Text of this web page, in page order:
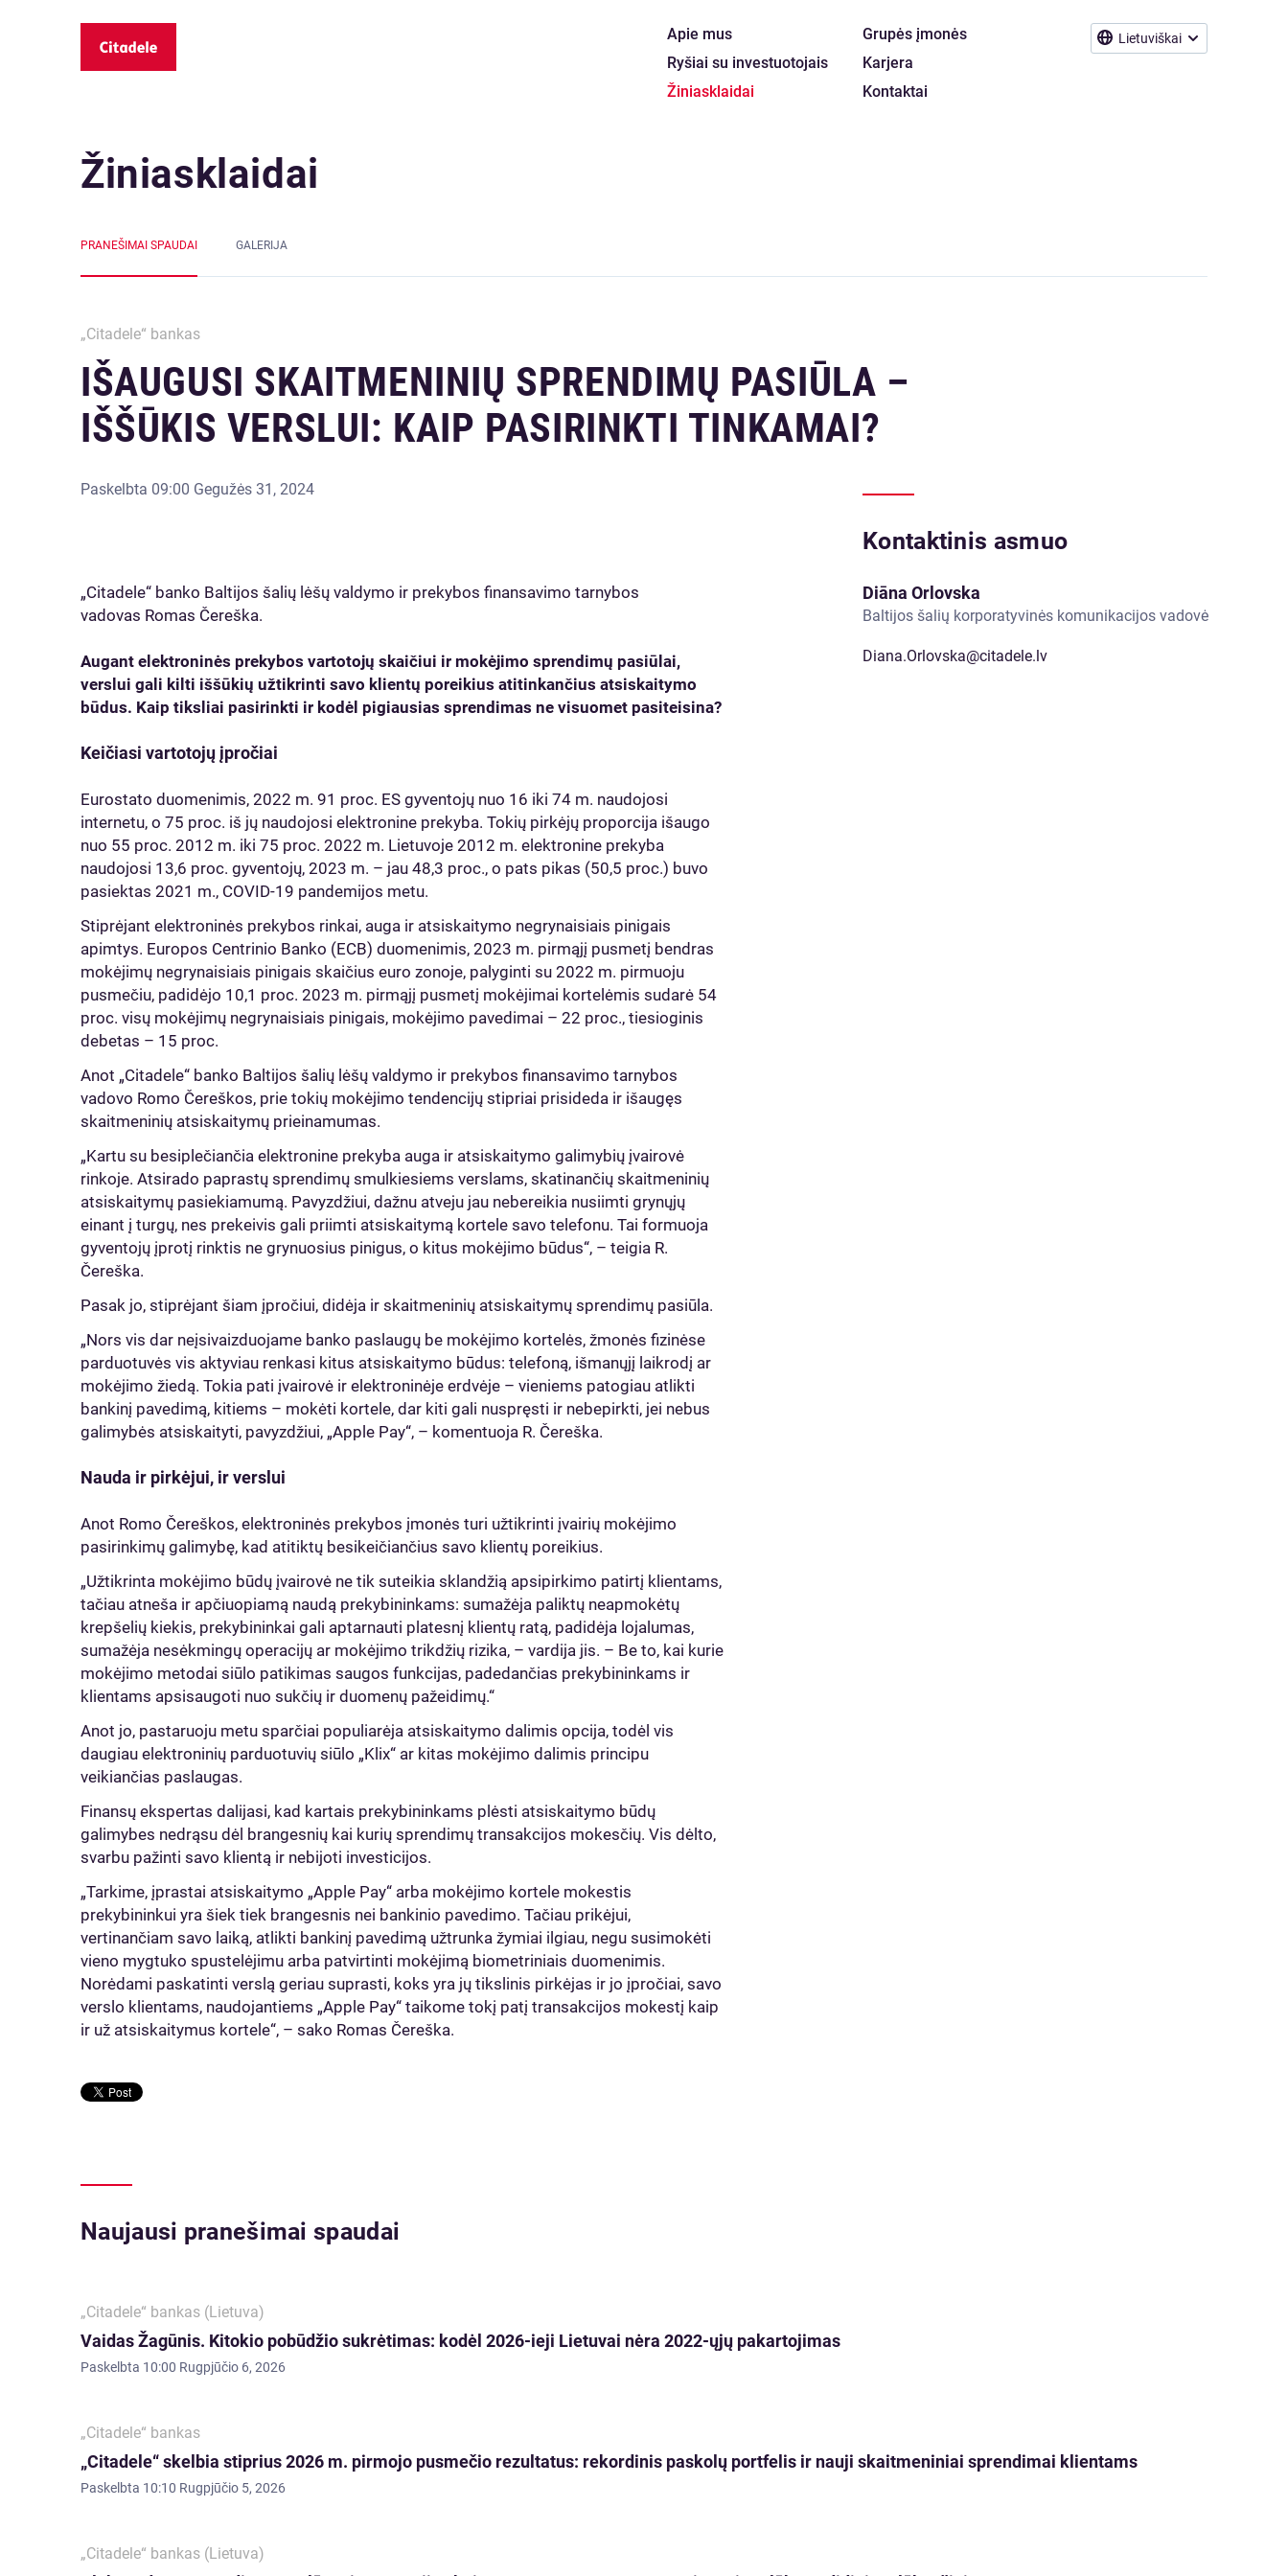
Lietuviškai
Apie mus
Ryšiai su investuotojais
Žiniasklaidai
Grupės įmonės
Karjera
Kontaktai
Žiniasklaidai
PRANEŠIMAI SPAUDAI GALERIJA
„Citadele“ bankas
IŠAUGUSI SKAITMENINIŲ SPRENDIMŲ PASIŪLA –
IŠŠŪKIS VERSLUI: KAIP PASIRINKTI TINKAMAI?
Paskelbta 09:00 Gegužės 31, 2024
„Citadele“ banko Baltijos šalių lėšų valdymo ir prekybos finansavimo tarnybos
vadovas Romas Čereška.
Augant elektroninės prekybos vartotojų skaičiui ir mokėjimo sprendimų pasiūlai,
verslui gali kilti iššūkių užtikrinti savo klientų poreikius atitinkančius atsiskaitymo
būdus. Kaip tiksliai pasirinkti ir kodėl pigiausias sprendimas ne visuomet pasiteisina?
Keičiasi vartotojų įpročiai
Eurostato duomenimis, 2022 m. 91 proc. ES gyventojų nuo 16 iki 74 m. naudojosi
internetu, o 75 proc. iš jų naudojosi elektronine prekyba. Tokių pirkėjų proporcija išaugo
nuo 55 proc. 2012 m. iki 75 proc. 2022 m. Lietuvoje 2012 m. elektronine prekyba
naudojosi 13,6 proc. gyventojų, 2023 m. – jau 48,3 proc., o pats pikas (50,5 proc.) buvo
pasiektas 2021 m., COVID-19 pandemijos metu.
Stiprėjant elektroninės prekybos rinkai, auga ir atsiskaitymo negrynaisiais pinigais
apimtys. Europos Centrinio Banko (ECB) duomenimis, 2023 m. pirmąjį pusmetį bendras
mokėjimų negrynaisiais pinigais skaičius euro zonoje, palyginti su 2022 m. pirmuoju
pusmečiu, padidėjo 10,1 proc. 2023 m. pirmąjį pusmetį mokėjimai kortelėmis sudarė 54
proc. visų mokėjimų negrynaisiais pinigais, mokėjimo pavedimai – 22 proc., tiesioginis
debetas – 15 proc.
Anot „Citadele“ banko Baltijos šalių lėšų valdymo ir prekybos finansavimo tarnybos
vadovo Romo Čereškos, prie tokių mokėjimo tendencijų stipriai prisideda ir išaugęs
skaitmeninių atsiskaitymų prieinamumas.
„Kartu su besiplečiančia elektronine prekyba auga ir atsiskaitymo galimybių įvairovė
rinkoje. Atsirado paprastų sprendimų smulkiesiems verslams, skatinančių skaitmeninių
atsiskaitymų pasiekiamumą. Pavyzdžiui, dažnu atveju jau nebereikia nusiimti grynųjų
einant į turgų, nes prekeivis gali priimti atsiskaitymą kortele savo telefonu. Tai formuoja
gyventojų įprotį rinktis ne grynuosius pinigus, o kitus mokėjimo būdus“, – teigia R.
Čereška.
Pasak jo, stiprėjant šiam įpročiui, didėja ir skaitmeninių atsiskaitymų sprendimų pasiūla.
„Nors vis dar neįsivaizduojame banko paslaugų be mokėjimo kortelės, žmonės fizinėse
parduotuvės vis aktyviau renkasi kitus atsiskaitymo būdus: telefoną, išmanųjį laikrodį ar
mokėjimo žiedą. Tokia pati įvairovė ir elektroninėje erdvėje – vieniems patogiau atlikti
bankinį pavedimą, kitiems – mokėti kortele, dar kiti gali nuspręsti ir nebepirkti, jei nebus
galimybės atsiskaityti, pavyzdžiui, „Apple Pay“, – komentuoja R. Čereška.
Nauda ir pirkėjui, ir verslui
Anot Romo Čereškos, elektroninės prekybos įmonės turi užtikrinti įvairių mokėjimo
pasirinkimų galimybę, kad atitiktų besikeičiančius savo klientų poreikius.
„Užtikrinta mokėjimo būdų įvairovė ne tik suteikia sklandžią apsipirkimo patirtį klientams,
tačiau atneša ir apčiuopiamą naudą prekybininkams: sumažėja paliktų neapmokėtų
krepšelių kiekis, prekybininkai gali aptarnauti platesnį klientų ratą, padidėja lojalumas,
sumažėja nesėkmingų operacijų ar mokėjimo trikdžių rizika, – vardija jis. – Be to, kai kurie
mokėjimo metodai siūlo patikimas saugos funkcijas, padedančias prekybininkams ir
klientams apsisaugoti nuo sukčių ir duomenų pažeidimų.“
Anot jo, pastaruoju metu sparčiai populiarėja atsiskaitymo dalimis opcija, todėl vis
daugiau elektroninių parduotuvių siūlo „Klix“ ar kitas mokėjimo dalimis principu
veikiančias paslaugas.
Finansų ekspertas dalijasi, kad kartais prekybininkams plėsti atsiskaitymo būdų
galimybes nedrąsu dėl brangesnių kai kurių sprendimų transakcijos mokesčių. Vis dėlto,
svarbu pažinti savo klientą ir nebijoti investicijos.
„Tarkime, įprastai atsiskaitymo „Apple Pay“ arba mokėjimo kortele mokestis
prekybininkui yra šiek tiek brangesnis nei bankinio pavedimo. Tačiau prikėjui,
vertinančiam savo laiką, atlikti bankinį pavedimą užtrunka žymiai ilgiau, negu susimokėti
vieno mygtuko spustelėjimu arba patvirtinti mokėjimą biometriniais duomenimis.
Norėdami paskatinti verslą geriau suprasti, koks yra jų tikslinis pirkėjas ir jo įpročiai, savo
verslo klientams, naudojantiems „Apple Pay“ taikome tokį patį transakcijos mokestį kaip
ir už atsiskaitymus kortele“, – sako Romas Čereška.
Kontaktinis asmuo
Diāna Orlovska
Baltijos šalių korporatyvinės komunikacijos vadovė
Diana.Orlovska@citadele.lv
Naujausi pranešimai spaudai
„Citadele“ bankas (Lietuva)
Vaidas Žagūnis. Kitokio pobūdžio sukrėtimas: kodėl 2026-ieji Lietuvai nėra 2022-ųjų pakartojimas
Paskelbta 10:00 Rugpjūčio 6, 2026
„Citadele“ bankas
„Citadele“ skelbia stiprius 2026 m. pirmojo pusmečio rezultatus: rekordinis paskolų portfelis ir nauji skaitmeniniai sprendimai klientams
Paskelbta 10:10 Rugpjūčio 5, 2026
„Citadele“ bankas (Lietuva)